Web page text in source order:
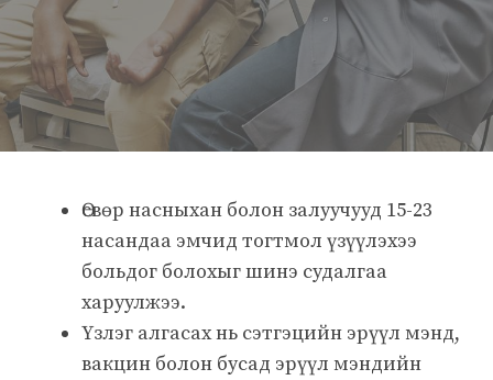
Өсвөр насныхан болон залуучууд 15-23
насандаа эмчид тогтмол үзүүлэхээ
больдог болохыг шинэ судалгаа
харуулжээ.
Үзлэг алгасах нь сэтгэцийн эрүүл мэнд,
вакцин болон бусад эрүүл мэндийн